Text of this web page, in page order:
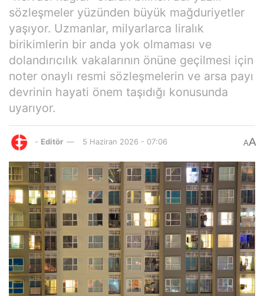
sözleşmeler yüzünden büyük mağduriyetler
yaşıyor. Uzmanlar, milyarlarca liralık
birikimlerin bir anda yok olmaması ve
dolandırıcılık vakalarının önüne geçilmesi için
noter onaylı resmi sözleşmelerin ve arsa payı
devrinin hayati önem taşıdığı konusunda
uyarıyor.
- Editör 5 Haziran 2026 - 07:06 AA